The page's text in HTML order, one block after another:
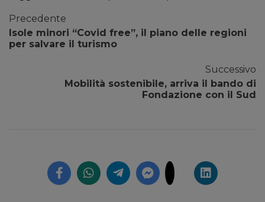
Precedente
Isole minori “Covid free”, il piano delle regioni
per salvare il turismo
Successivo
Mobilità sostenibile, arriva il bando di
Fondazione con il Sud